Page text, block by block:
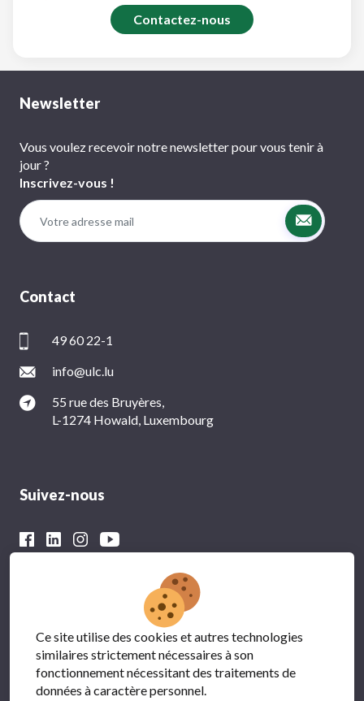
Contactez-nous
Newsletter
Vous voulez recevoir notre newsletter pour vous tenir à
jour ?
Inscrivez-vous !
Contact
49 60 22-1
info@ulc.lu
55 rue des Bruyères,
L-1274 Howald, Luxembourg
Suivez-nous
Avec le soutien financier du
Ce site utilise des cookies et autres technologies
similaires strictement nécessaires à son
fonctionnement nécessitant des traitements de
données à caractère personnel.